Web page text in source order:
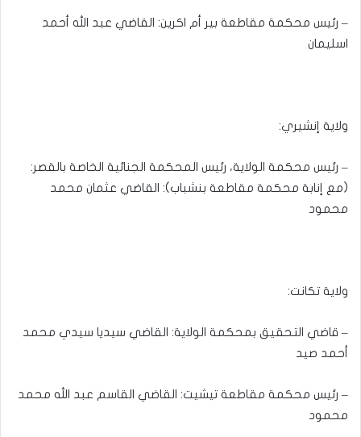
– رئيس محكمة مقاطعة بير أم اكرين: القاضي عبد الله أحمد
اسليمان
ولاية إنشيري:
– رئيس محكمة الولاية، رئيس المحكمة الجنائية الخاصة بالقصر:
(مع إنابة محكمة مقاطعة بنشباب): القاضي عثمان محمد
محمود
ولاية تكانت:
– قاضي التحقيق بمحكمة الولاية: القاضي سيديا سيدي محمد
أحمد صيد
– رئيس محكمة مقاطعة تيشيت: القاضي القاسم عبد الله محمد
محمود